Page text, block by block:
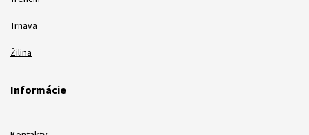
Trnava
Žilina
Informácie